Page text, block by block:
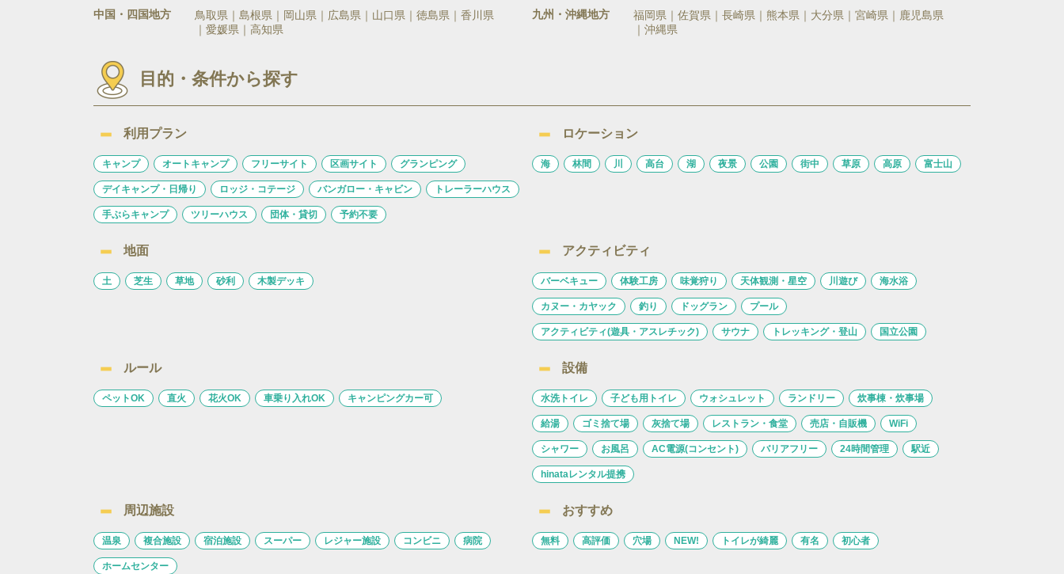
中国・四国地方
鳥取県 島根県 岡山県 広島県 山口県 徳島県
香川県
愛媛県
高知県
九州・沖縄地方 福岡県 佐賀県 長崎県 熊本県 大分県 宮崎県
鹿児島県
沖縄県
目的・条件から探す
利用プラン
キャンプ オートキャンプ フリーサイト 区画サイト グランピング
デイキャンプ・日帰り ロッジ・コテージ バンガロー・キャビン トレーラーハウス
手ぶらキャンプ ツリーハウス 団体・貸切 予約不要
ロケーション
海 林間 川 高台 湖 夜景 公園 街中 草原 高原 富士山
地面
土 芝生 草地 砂利 木製デッキ
アクティビティ
バーベキュー 体験工房 味覚狩り 天体観測・星空 川遊び 海水浴
カヌー・カヤック 釣り ドッグラン プール
アクティビティ(遊具・アスレチック) サウナ トレッキング・登山 国立公園
ルール
ペットOK 直火 花火OK 車乗り入れOK キャンピングカー可
設備
水洗トイレ 子ども用トイレ ウォシュレット ランドリー 炊事棟・炊事場
給湯 ゴミ捨て場 灰捨て場 レストラン・食堂 売店・自販機 WiFi
シャワー お風呂 AC電源(コンセント) バリアフリー 24時間管理 駅近
hinataレンタル提携
周辺施設
温泉 複合施設 宿泊施設 スーパー レジャー施設 コンビニ 病院
ホームセンター
おすすめ
無料 高評価 穴場 NEW! トイレが綺麗 有名 初心者